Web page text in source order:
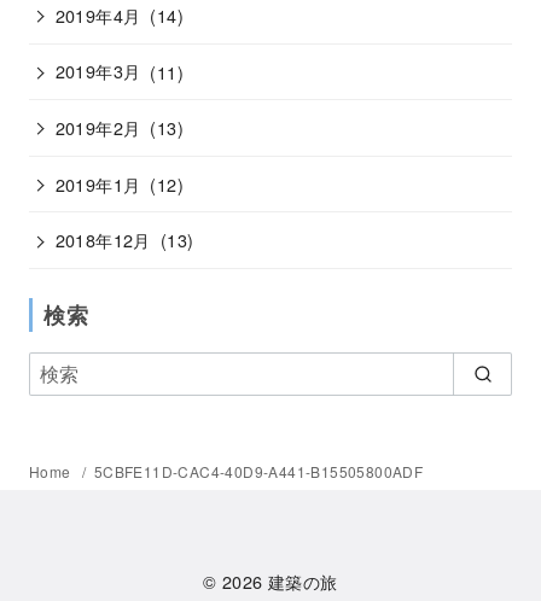
2019年4月 (14)
2019年3月 (11)
2019年2月 (13)
2019年1月 (12)
2018年12月 (13)
検索
Home 5CBFE11D-CAC4-40D9-A441-B15505800ADF
© 2026建築の旅